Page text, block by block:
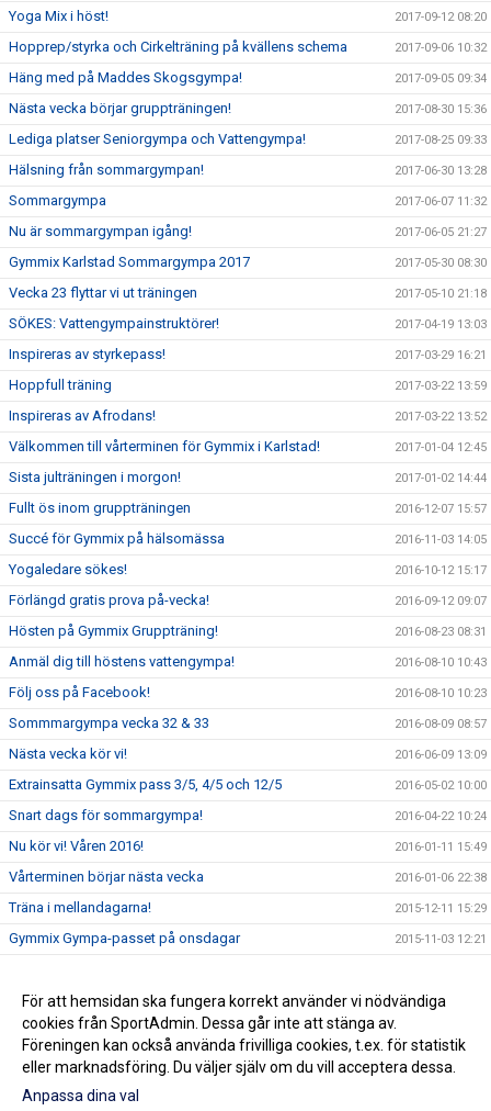
Yoga Mix i höst! 2017-09-12 08:20
Hopprep/styrka och Cirkelträning på kvällens schema 2017-09-06 10:32
Häng med på Maddes Skogsgympa! 2017-09-05 09:34
Nästa vecka börjar gruppträningen! 2017-08-30 15:36
Lediga platser Seniorgympa och Vattengympa! 2017-08-25 09:33
Hälsning från sommargympan! 2017-06-30 13:28
Sommargympa 2017-06-07 11:32
Nu är sommargympan igång! 2017-06-05 21:27
Gymmix Karlstad Sommargympa 2017 2017-05-30 08:30
Vecka 23 flyttar vi ut träningen 2017-05-10 21:18
SÖKES: Vattengympainstruktörer! 2017-04-19 13:03
Inspireras av styrkepass! 2017-03-29 16:21
Hoppfull träning 2017-03-22 13:59
Inspireras av Afrodans! 2017-03-22 13:52
Välkommen till vårterminen för Gymmix i Karlstad! 2017-01-04 12:45
Sista julträningen i morgon! 2017-01-02 14:44
Fullt ös inom gruppträningen 2016-12-07 15:57
Succé för Gymmix på hälsomässa 2016-11-03 14:05
Yogaledare sökes! 2016-10-12 15:17
Förlängd gratis prova på-vecka! 2016-09-12 09:07
Hösten på Gymmix Gruppträning! 2016-08-23 08:31
Anmäl dig till höstens vattengympa! 2016-08-10 10:43
Följ oss på Facebook! 2016-08-10 10:23
Sommmargympa vecka 32 & 33 2016-08-09 08:57
Nästa vecka kör vi! 2016-06-09 13:09
Extrainsatta Gymmix pass 3/5, 4/5 och 12/5 2016-05-02 10:00
Snart dags för sommargympa! 2016-04-22 10:24
Nu kör vi! Våren 2016! 2016-01-11 15:49
Vårterminen börjar nästa vecka 2016-01-06 22:38
Träna i mellandagarna! 2015-12-11 15:29
Gymmix Gympa-passet på onsdagar 2015-11-03 12:21
Ändrat pass i morgon torsdag 2015-09-09 14:53
Träna gratis hela sommaren 2015-06-01 22:32
För att hemsidan ska fungera korrekt använder vi nödvändiga
cookies från SportAdmin. Dessa går inte att stänga av.
Föreningen kan också använda frivilliga cookies, t.ex. för statistik
eller marknadsföring. Du väljer själv om du vill acceptera dessa.
Anpassa dina val